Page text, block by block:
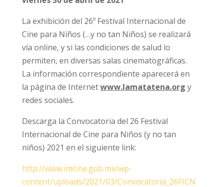
La exhibición del 26º Festival Internacional de
Cine para Niños (…y no tan Niños) se realizará
vía online, y si las condiciones de salud lo
permiten, en diversas salas cinematográficas.
La información correspondiente aparecerá en
la página de Internetwww.lamatatena.org y
redes sociales.
Descarga la Convocatoria del 26 Festival
Internacional de Cine para Niños (y no tan
niños) 2021 en el siguiente link:
http://www.imcine.gob.mx/wp-
content/uploads/2021/03/Convocatoria_26FICN